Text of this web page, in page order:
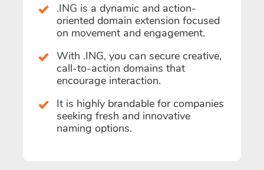
.ING is a dynamic and action-
oriented domain extension focused
on movement and engagement.
With .ING, you can secure creative,
call-to-action domains that
encourage interaction.
It is highly brandable for companies
seeking fresh and innovative
naming options.